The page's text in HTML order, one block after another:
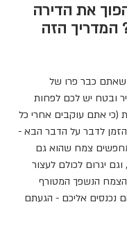
את הדירה
המדריך הזה
שאתם כבר פרו של
ובטח יש לכם לפחות
(כי אתם עוקבים אחרי כל
הזמן לדבר על הדבר הבא -
צמח שהוא גם
יגרום לכולם לעצור
הצמח הנשפך המטורף
נכנסים אליכם - הגעתם